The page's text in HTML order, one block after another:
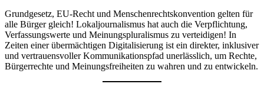
Grundgesetz, EU-Recht und Menschenrechtskonvention gelten für
alle Bürger gleich! Lokaljournalismus hat auch die Verpflichtung,
Verfassungswerte und Meinungspluralismus zu verteidigen! In
Zeiten einer übermächtigen Digitalisierung ist ein direkter, inklusiver
und vertrauensvoller Kommunikationspfad unerlässlich, um Rechte,
Bürgerrechte und Meinungsfreiheiten zu wahren und zu entwickeln.